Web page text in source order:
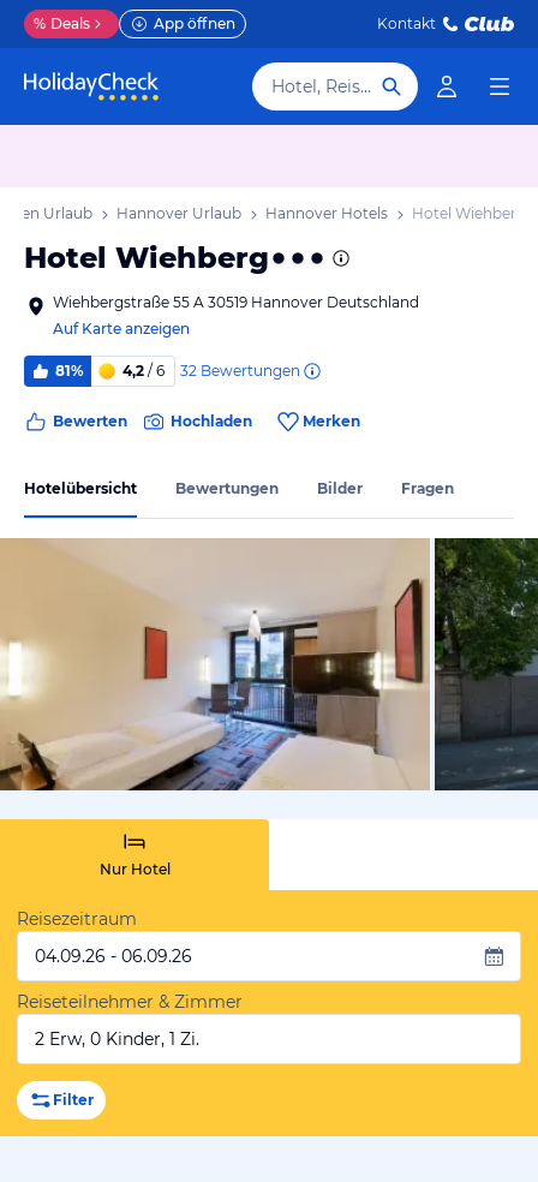
% Deals App öffnen Kontakt
Hotel, Reiseziel
Urlaub Hannover Urlaub Hannover Hotels Hotel Wiehberg
Hotel Wiehberg
Wiehbergstraße 55 A 30519 Hannover Deutschland
Auf Karte anzeigen
81% 4,2 / 6 32 Bewertungen
Bewerten Hochladen Merken
Hotelübersicht Bewertungen Bilder Fragen
Nur Hotel
Reisezeitraum
04.09.26 - 06.09.26
Reiseteilnehmer & Zimmer
2 Erw, 0 Kinder, 1 Zi.
Filter